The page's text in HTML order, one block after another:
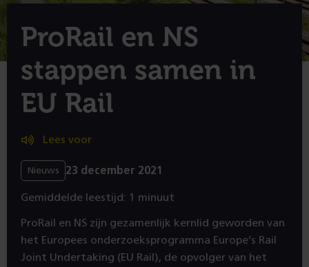
ProRail en NS
stappen samen in
EU Rail
Lees voor
Nieuws 23 december 2021
Gemiddelde leestijd: 1 minuut
ProRail en NS zijn gezamenlijk kernlid geworden van
het Europees onderzoeksprogramma Europe’s Rail
Joint Undertaking (EU Rail), de opvolger van het